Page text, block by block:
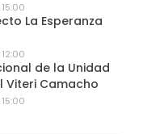
La Esperanza
de la Unidad
Viteri Camacho